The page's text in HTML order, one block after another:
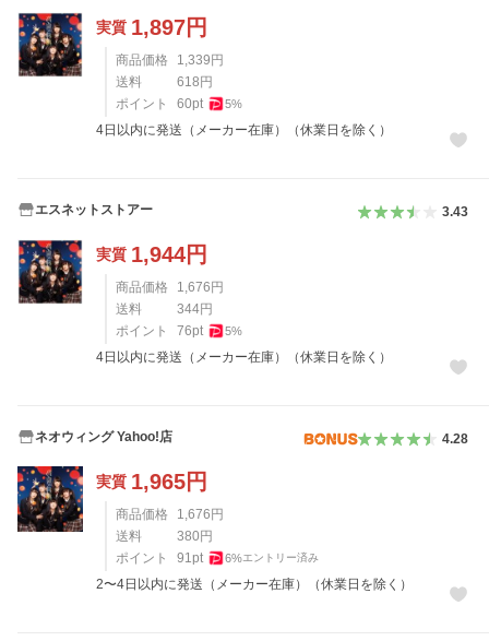
実質 1,897円
商品価格 1,339 円
送料
618 円
ポイント
60pt 5%
4日以内に発送（メーカー在庫）（休業日を除く）
エスネットストアー 3.43
実質 1,944円
商品価格 1,676 円
送料
344円
ポイント
76pt 5%
4日以内に発送（メーカー在庫）（休業日を除く）
ネオウィング Yahoo!店 4.28
実質 1,965円
商品価格 1,676 円
送料
380 円
ポイント
91pt 6%エントリー済み
2〜4日以内に発送（メーカー在庫）（休業日を除く）